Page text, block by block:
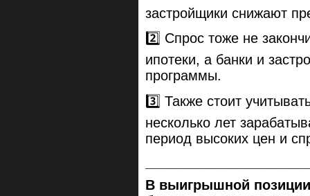
застройщики снижают
2️⃣ Спрос тоже не
ипотеки, а банки и
программы.
3️⃣ Также стоит
несколько лет
период высоких цен и
В выигрышной